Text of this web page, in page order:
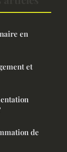
en
et
de